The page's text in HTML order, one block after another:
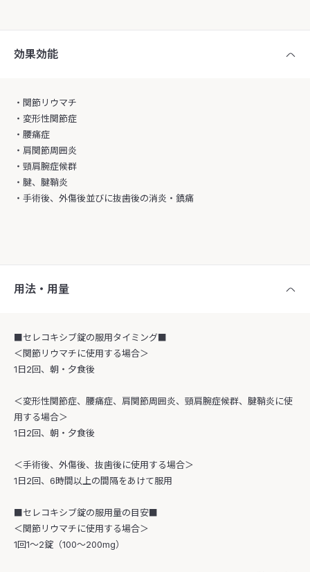
効果効能
・関節リウマチ
・変形性関節症
・腰痛症
・肩関節周囲炎
・頸肩腕症候群
・腱、腱鞘炎
・手術後、外傷後並びに抜歯後の消炎・鎮痛
用法・用量
■セレコキシブ錠の服用タイミング■
＜関節リウマチに使用する場合＞
1日2回、朝・夕食後
＜変形性関節症、腰痛症、肩関節周囲炎、頸肩腕症候群、腱鞘炎に使
用する場合＞
1日2回、朝・夕食後
＜手術後、外傷後、抜歯後に使用する場合＞
1日2回、6時間以上の間隔をあけて服用
■セレコキシブ錠の服用量の目安■
＜関節リウマチに使用する場合＞
1回1〜2錠（100〜200mg）